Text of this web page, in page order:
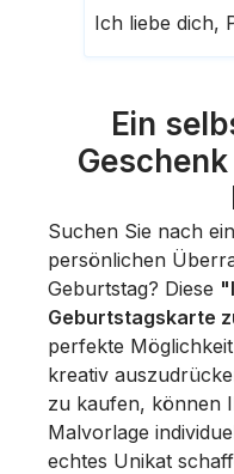
Ein
Suchen Sie nach
persönlichen
Geburtstag? Diese
Geburtstagskarte
perfekte
kreativ
zu kaufen, können
Malvorlage
echtes Unikat